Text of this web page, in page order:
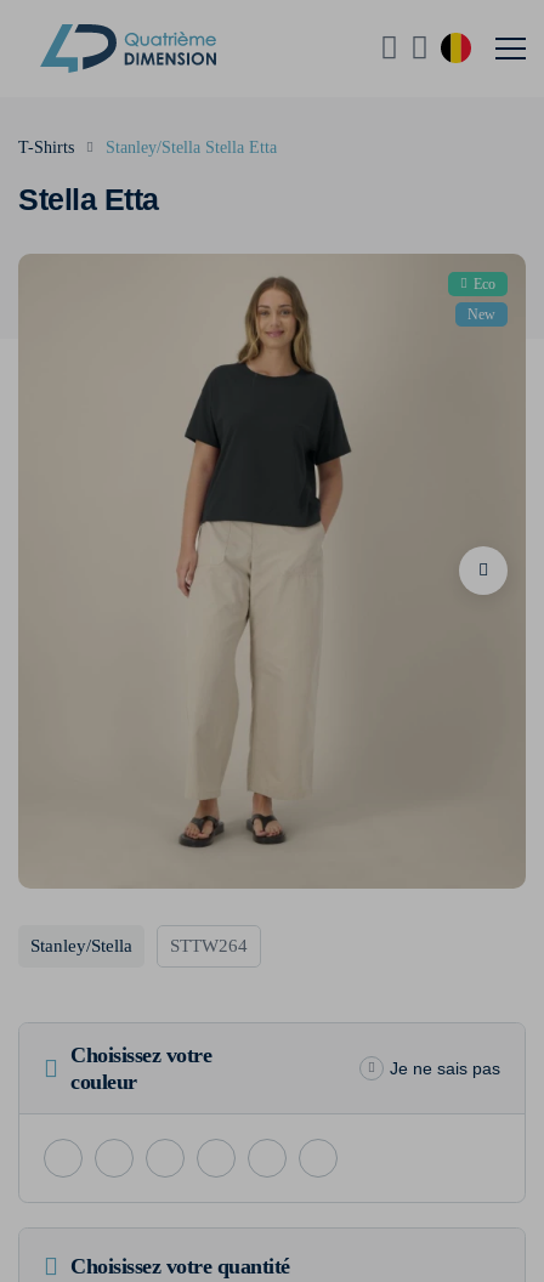
Stella Etta
T-Shirts Stanley/Stella Stella Etta
Eco
New
Stanley/Stella STTW264
Choisissez votre
couleur
Je ne sais pas
Choisissez votre quantité